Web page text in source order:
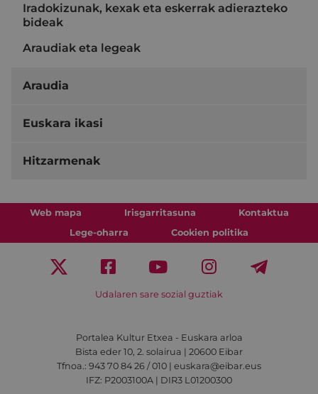
Iradokizunak, kexak eta eskerrak adierazteko
bideak
Araudiak eta legeak
Araudia
Euskara ikasi
Hitzarmenak
Web mapa Irisgarritasuna
Kontaktua
Lege-oharra
Cookien politika
Udalaren sare sozial guztiak
Portalea Kultur Etxea - Euskara arloa
Bista eder 10, 2. solairua | 20600 Eibar
Tfnoa.: 943 70 84 26 / 010 | euskara@eibar.eus
IFZ: P2003100A | DIR3 L01200300